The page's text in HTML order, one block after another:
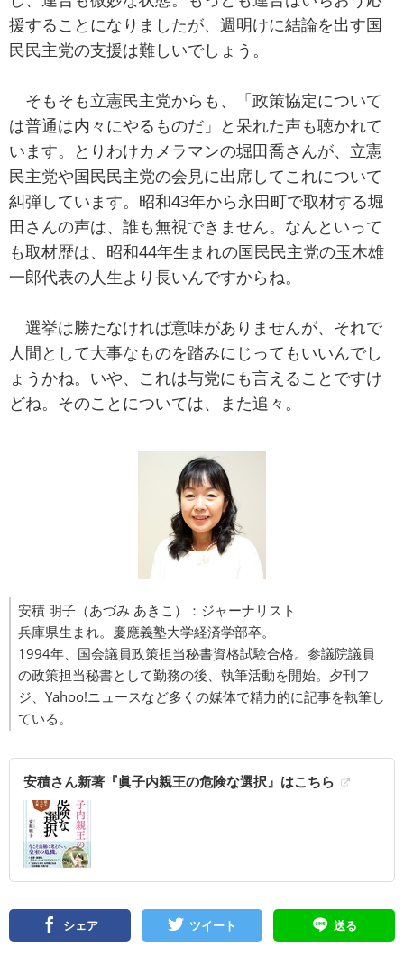
援することになりましたが、週明けに結論を出す国
民民主党の支援は難しいでしょう。
そもそも立憲民主党からも、「政策協定について
は普通は内々にやるものだ」と呆れた声も聴かれて
います。とりわけカメラマンの堀田喬さんが、立憲
民主党や国民民主党の会見に出席してこれについて
糾弾しています。昭和43年から永田町で取材する堀
田さんの声は、誰も無視できません。なんといって
も取材歴は、昭和44年生まれの国民民主党の玉木雄
一郎代表の人生より長いんですからね。
選挙は勝たなければ意味がありませんが、それで
人間として大事なものを踏みにじってもいいんでし
ょうかね。いや、これは与党にも言えることですけ
どね。そのことについては、また追々。
安積 明子（あづみ あきこ）：ジャーナリスト
兵庫県生まれ。慶應義塾大学経済学部卒。
1994年、国会議員政策担当秘書資格試験合格。参議院議員
の政策担当秘書として勤務の後、執筆活動を開始。夕刊フ
ジ、Yahoo!ニュースなど多くの媒体で精力的に記事を執筆し
ている。
安積さん新著『眞子内親王の危険な選択』はこちら
シェア ツイート 送る